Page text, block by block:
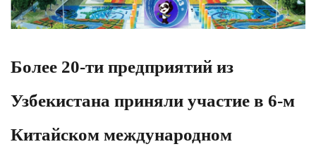
Более 20-ти предприятий из
Узбекистана приняли участие в 6-м
Китайском международном